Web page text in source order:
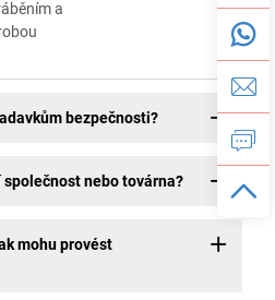
a
bezpečnosti?
nebo továrna?
mohu provést